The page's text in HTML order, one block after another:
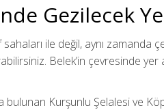
Gezilecek
ile değil, aynı zamanda
Belek’in çevresinde
bulunan Kurşunlu Şelalesi ve